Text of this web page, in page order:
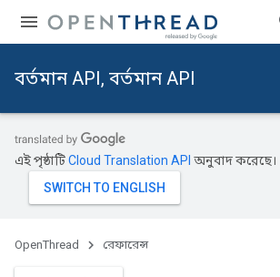
বর্তমান API, বর্তমান API
এই পৃষ্ঠাটিCloud Translation API অনুবাদ করেছে।
OpenThread রেফারেন্স